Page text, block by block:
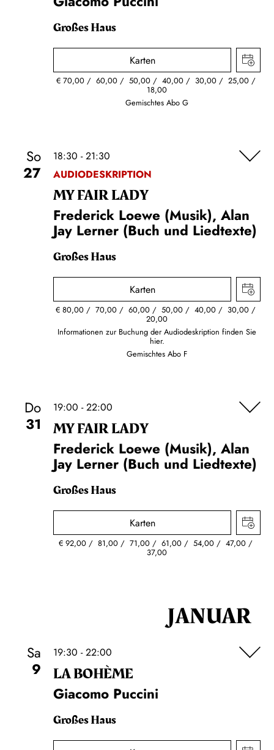
Großes Haus
Karten
€ 70,00 60,00 50,00 40,00 30,00 25,00
18,00
Gemischtes Abo G
So
27
18:30 - 21:30
AUDIODESKRIPTION
MY FAIR LADY
Frederick Loewe (Musik), Alan
Jay Lerner (Buch und Liedtexte)
Großes Haus
Karten
€80,00 70,00 60,00 50,00 40,00 30,00
20,00
Informationen zur Buchung der Audiodeskription finden Sie
hier.
Gemischtes Abo F
Do
31
19:00 - 22:00
MY FAIR LADY
Frederick Loewe (Musik), Alan
Jay Lerner (Buch und Liedtexte)
Großes Haus
Karten
€92,00 81,00 71,00 61,00 54,00 47,00
37,00
JANUAR
Sa
9
19:30 - 22:00
LA BOHÈME
Giacomo Puccini
Großes Haus